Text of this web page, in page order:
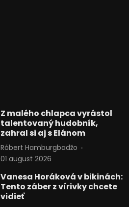
Z malého chlapca vyrástol
talentovaný hudobník,
zahral si aj s Elánom
Róbert Hamburgbadžo
01 august 2026
Vanesa Horáková v bikinách:
Tento záber z vírivky chcete
vidieť